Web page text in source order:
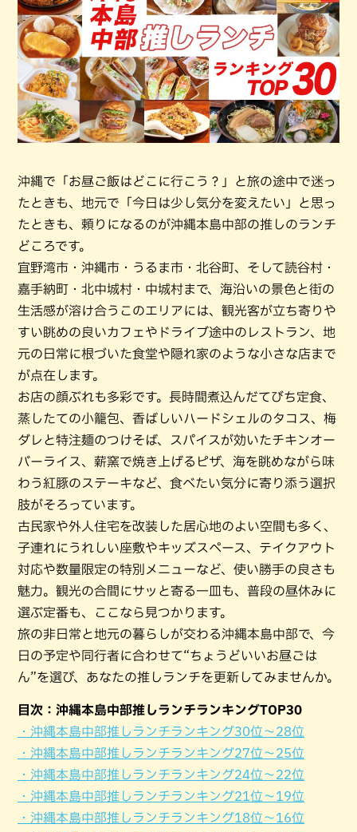
沖縄で「お昼ご飯はどこに行こう？」と旅の途中で迷っ
たときも、地元で「今日は少し気分を変えたい」と思っ
たときも、頼りになるのが沖縄本島中部の推しのランチ
どころです。
宜野湾市・沖縄市・うるま市・北谷町、そして読谷村・
嘉手納町・北中城村・中城村まで、海沿いの景色と街の
生活感が溶け合うこのエリアには、観光客が立ち寄りや
すい眺めの良いカフェやドライブ途中のレストラン、地
元の日常に根づいた食堂や隠れ家のような小さな店まで
が点在します。
お店の顔ぶれも多彩です。長時間煮込んだてびち定食、
蒸したての小籠包、香ばしいハードシェルのタコス、梅
ダレと特注麺のつけそば、スパイスが効いたチキンオー
バーライス、薪窯で焼き上げるピザ、海を眺めながら味
わう紅豚のステーキなど、食べたい気分に寄り添う選択
肢がそろっています。
古民家や外人住宅を改装した居心地のよい空間も多く、
子連れにうれしい座敷やキッズスペース、テイクアウト
対応や数量限定の特別メニューなど、使い勝手の良さも
魅力。観光の合間にサッと寄る一皿も、普段の昼休みに
選ぶ定番も、ここなら見つかります。
旅の非日常と地元の暮らしが交わる沖縄本島中部で、今
日の予定や同行者に合わせて“ちょうどいいお昼ごは
ん”を選び、あなたの推しランチを更新してみませんか。
目次：沖縄本島中部推しランチランキングTOP30
・沖縄本島中部推しランチランキング30位〜28位
・沖縄本島中部推しランチランキング27位〜25位
・沖縄本島中部推しランチランキング24位〜22位
・沖縄本島中部推しランチランキング21位〜19位
・沖縄本島中部推しランチランキング18位〜16位